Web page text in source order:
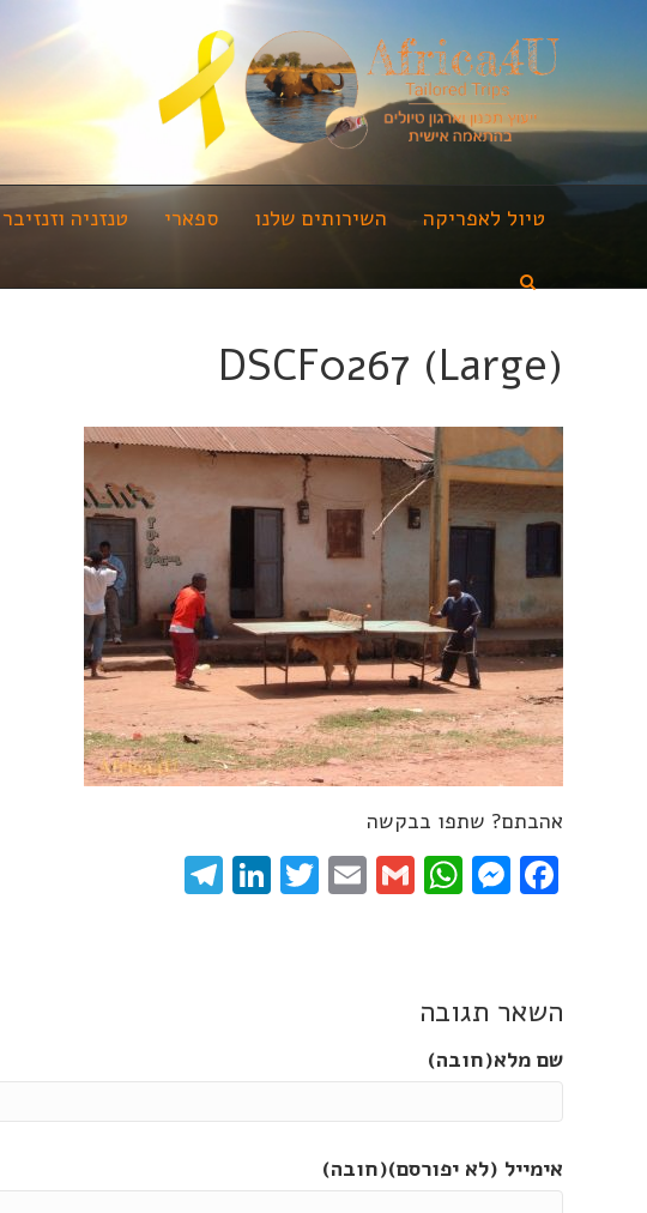
טיול לאפריקה השירותים שלנו ספארי טנזניה וזנזיבר
DSCF0267 (Large)
אהבתם? שתפו בבקשה
Facebook
Messenger
WhatsApp
Gmail
Email
Twitter
LinkedIn
השאר תגובה
שם מלא(חובה)
אימייל (לא יפורסם)(חובה)